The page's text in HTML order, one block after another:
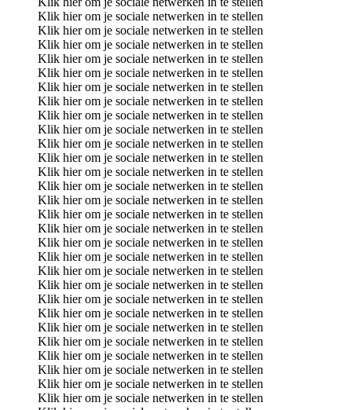
Klik hier om je sociale netwerken in te stellen
Klik hier om je sociale netwerken in te stellen
Klik hier om je sociale netwerken in te stellen
Klik hier om je sociale netwerken in te stellen
Klik hier om je sociale netwerken in te stellen
Klik hier om je sociale netwerken in te stellen
Klik hier om je sociale netwerken in te stellen
Klik hier om je sociale netwerken in te stellen
Klik hier om je sociale netwerken in te stellen
Klik hier om je sociale netwerken in te stellen
Klik hier om je sociale netwerken in te stellen
Klik hier om je sociale netwerken in te stellen
Klik hier om je sociale netwerken in te stellen
Klik hier om je sociale netwerken in te stellen
Klik hier om je sociale netwerken in te stellen
Klik hier om je sociale netwerken in te stellen
Klik hier om je sociale netwerken in te stellen
Klik hier om je sociale netwerken in te stellen
Klik hier om je sociale netwerken in te stellen
Klik hier om je sociale netwerken in te stellen
Klik hier om je sociale netwerken in te stellen
Klik hier om je sociale netwerken in te stellen
Klik hier om je sociale netwerken in te stellen
Klik hier om je sociale netwerken in te stellen
Klik hier om je sociale netwerken in te stellen
Klik hier om je sociale netwerken in te stellen
Klik hier om je sociale netwerken in te stellen
Klik hier om je sociale netwerken in te stellen